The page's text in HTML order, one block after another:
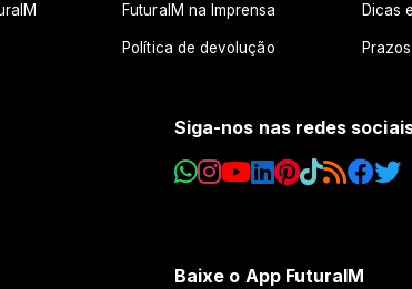
FuturaIM na Imprensa Dicas
Política de devolução Prazos
Siga-nos nas redes
Baixe o App FuturaIM